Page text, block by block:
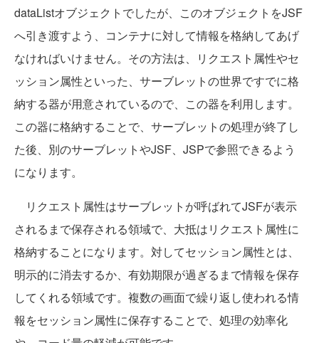
dataListオブジェクトでしたが、このオブジェクトをJSF
へ引き渡すよう、コンテナに対して情報を格納してあげ
なければいけません。その方法は、リクエスト属性やセ
ッション属性といった、サーブレットの世界ですでに格
納する器が用意されているので、この器を利用します。
この器に格納することで、サーブレットの処理が終了し
た後、別のサーブレットやJSF、JSPで参照できるよう
になります。
リクエスト属性はサーブレットが呼ばれてJSFが表示
されるまで保存される領域で、大抵はリクエスト属性に
格納することになります。対してセッション属性とは、
明示的に消去するか、有効期限が過ぎるまで情報を保存
してくれる領域です。複数の画面で繰り返し使われる情
報をセッション属性に保存することで、処理の効率化